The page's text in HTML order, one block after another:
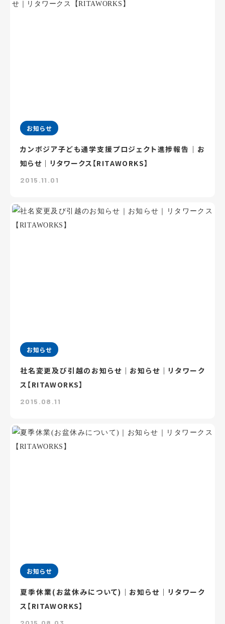
お知らせ
カンボジア子ども通学支援プロジェクト進捗報告｜お
知らせ｜リタワークス【RITAWORKS】
2015.11.01
お知らせ
社名変更及び引越のお知らせ｜お知らせ｜リタワーク
ス【RITAWORKS】
2015.08.11
お知らせ
夏季休業(お盆休みについて)｜お知らせ｜リタワーク
ス【RITAWORKS】